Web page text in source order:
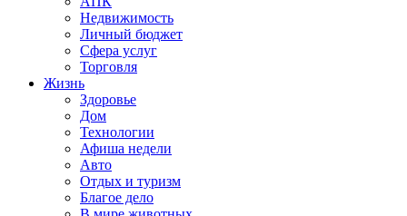
Недвижимость
Личный бюджет
Сфера услуг
Торговля
Жизнь
Здоровье
Дом
Технологии
Афиша недели
Авто
Отдых и туризм
Благое дело